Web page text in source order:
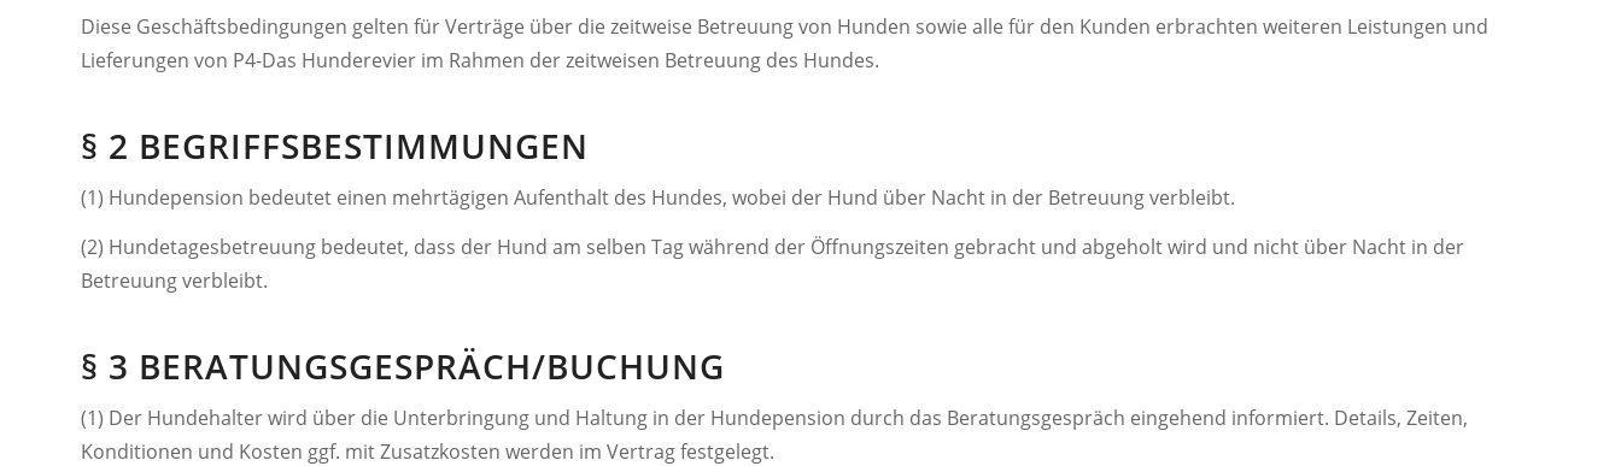
Diese Geschäftsbedingungen gelten für Verträge über die zeitweise Betreuung von Hunden sowie alle für den Kunden erbrachten weiteren Leistungen und
Lieferungen von P4-Das Hunderevier im Rahmen der zeitweisen Betreuung des Hundes.
§ 2 BEGRIFFSBESTIMMUNGEN
(1) Hundepension bedeutet einen mehrtägigen Aufenthalt des Hundes, wobei der Hund über Nacht in der Betreuung verbleibt.
(2) Hundetagesbetreuung bedeutet, dass der Hund am selben Tag während der Öffnungszeiten gebracht und abgeholt wird und nicht über Nacht in der
Betreuung verbleibt.
§ 3 BERATUNGSGESPRÄCH/BUCHUNG
(1) Der Hundehalter wird über die Unterbringung und Haltung in der Hundepension durch das Beratungsgespräch eingehend informiert. Details, Zeiten,
Konditionen und Kosten ggf. mit Zusatzkosten werden im Vertrag festgelegt.